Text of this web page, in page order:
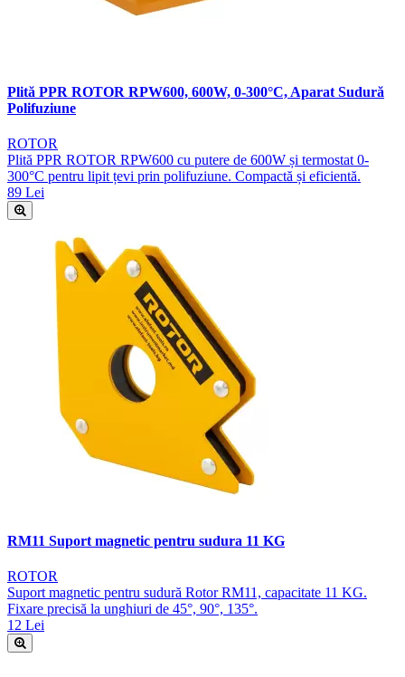
Plită PPR ROTOR RPW600, 600W, 0-300°C, Aparat Sudură
Polifuziune
ROTOR
Plită PPR ROTOR RPW600 cu putere de 600W și termostat 0-
300°C pentru lipit țevi prin polifuziune. Compactă și eficientă.
89 Lei
RM11 Suport magnetic pentru sudura 11 KG
ROTOR
Suport magnetic pentru sudură Rotor RM11, capacitate 11 KG.
Fixare precisă la unghiuri de 45°, 90°, 135°.
12 Lei